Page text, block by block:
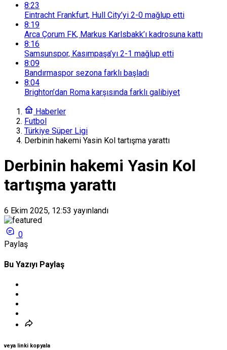
8:23
Eintracht Frankfurt, Hull City’yi 2-0 mağlup etti
8:19
Arca Çorum FK, Markus Karlsbakk’ı kadrosuna kattı
8:16
Samsunspor, Kasımpaşa’yı 2-1 mağlup etti
8:09
Bandırmaspor sezona farklı başladı
8:04
Brighton’dan Roma karşısında farklı galibiyet
Haberler
Futbol
Türkiye Süper Ligi
Derbinin hakemi Yasin Kol tartışma yarattı
Derbinin hakemi Yasin Kol
tartışma yarattı
6 Ekim 2025, 12:53 yayınlandı
0
Paylaş
Bu Yazıyı Paylaş
veya linki kopyala